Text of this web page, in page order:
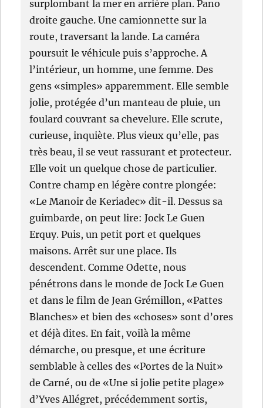
surplombant la mer en arrière plan. Pano
droite gauche. Une camionnette sur la
route, traversant la lande. La caméra
poursuit le véhicule puis s’approche. A
l’intérieur, un homme, une femme. Des
gens «simples» apparemment. Elle semble
jolie, protégée d’un manteau de pluie, un
foulard couvrant sa chevelure. Elle scrute,
curieuse, inquiète. Plus vieux qu’elle, pas
très beau, il se veut rassurant et protecteur.
Elle voit un quelque chose de particulier.
Contre champ en légère contre plongée:
«Le Manoir de Keriadec» dit-il. Dessus sa
guimbarde, on peut lire: Jock Le Guen
Erquy. Puis, un petit port et quelques
maisons. Arrêt sur une place. Ils
descendent. Comme Odette, nous
pénétrons dans le monde de Jock Le Guen
et dans le film de Jean Grémillon, «Pattes
Blanches» et bien des «choses» sont d’ores
et déjà dites. En fait, voilà la même
démarche, ou presque, et une écriture
semblable à celles des «Portes de la Nuit»
de Carné, ou de «Une si jolie petite plage»
d’Yves Allégret, précédemment sortis,